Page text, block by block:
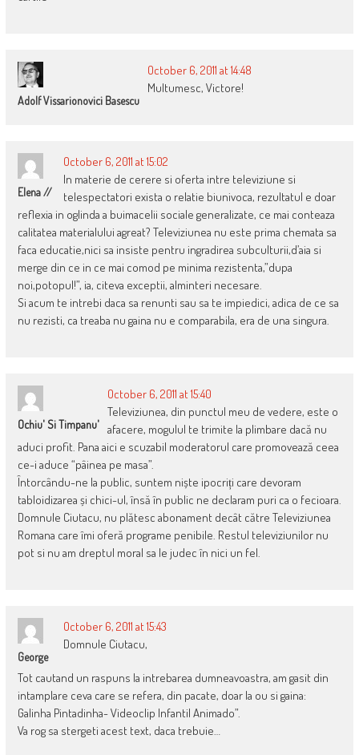
Adolf Vissarionovici Basescu
October 6, 2011 at 14:48
Multumesc, Victore!
Elena //
October 6, 2011 at 15:02
In materie de cerere si oferta intre televiziune si
telespectatori exista o relatie biunivoca, rezultatul e doar
reflexia in oglinda a buimacelii sociale generalizate, ce mai conteaza
calitatea materialului agreat? Televiziunea nu este prima chemata sa
faca educatie,nici sa insiste pentru ingradirea subculturii,d’aia si
merge din ce in ce mai comod pe minima rezistenta,”dupa
noi,potopul!”, ia, citeva exceptii, alminteri necesare.
Si acum te intrebi daca sa renunti sau sa te impiedici, adica de ce sa
nu rezisti, ca treaba nu gaina nu e comparabila, era de una singura.
Ochiu' Si Timpanu'
October 6, 2011 at 15:40
Televiziunea, din punctul meu de vedere, este o
afacere, mogulul te trimite la plimbare dacă nu
aduci profit. Pana aici e scuzabil moderatorul care promovează ceea
ce-i aduce “pâinea pe masa”.
Întorcându-ne la public, suntem niște ipocriți care devoram
tabloidizarea și chici-ul, însă în public ne declaram puri ca o fecioara.
Domnule Ciutacu, nu plătesc abonament decât către Televiziunea
Romana care îmi oferă programe penibile. Restul televiziunilor nu
pot si nu am dreptul moral sa le judec în nici un fel.
George
October 6, 2011 at 15:43
Domnule Ciutacu,
Tot cautand un raspuns la intrebarea dumneavoastra, am gasit din
intamplare ceva care se refera, din pacate, doar la ou si gaina:
Galinha Pintadinha- Videoclip Infantil Animado”.
Va rog sa stergeti acest text, daca trebuie…